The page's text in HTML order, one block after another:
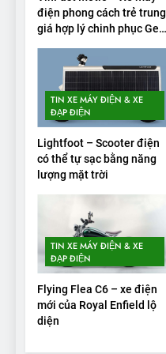
2
THỬ
THỬ
4
THỬ
điện phong cách trẻ
giá hợp lý chinh phục Gen
TIN XE MÁY ĐIỆN & XE
ĐẠP ĐIỆN
Lightfoot – Scooter điện
có thể tự sạc bằng năng
lượng mặt trời
TIN XE MÁY ĐIỆN & XE
ĐẠP ĐIỆN
Flying Flea C6 – xe điện
mới của Royal Enfield lộ
diện